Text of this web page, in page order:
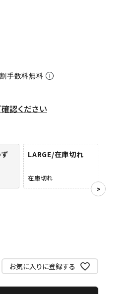
手数料無料
認ください
LARGE/在庫切れ
在庫切れ
お気に入りに登録する